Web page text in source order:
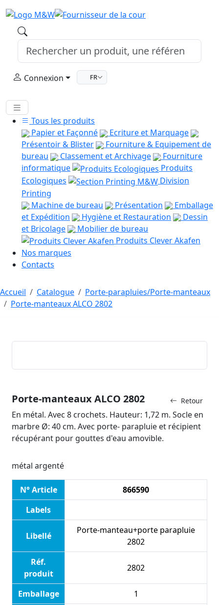
Connexion FR
Tous les produits
Papier et Façonné
Ecriture et Marquage
Présentoir & Blister
Fourniture & Equipement de
bureau
Classement et Archivage
Fourniture
informatique
Produits
Ecologiques
Division
Printing
Machine de bureau
Présentation
Emballage
et Expédition
Hygiène et Restauration
Dessin
et Bricolage
Mobilier de bureau
Produits Clever Akafen
Nos marques
Contacts
Accueil Catalogue
Porte-parapluies/Porte-manteaux
Porte-manteaux ALCO 2802
Retour
Porte-manteaux ALCO 2802
En métal. Avec 8 crochets. Hauteur: 1,72 m. Socle en
marbre Ø: 40 cm. Avec porte- parapluie et récipient
récupérant pour gouttes d'eau amovible.
métal argenté
N° Article
866590
Labels
Libellé
Porte-manteau+porte parapluie
2802
Réf.
produit
2802
Emballage
1